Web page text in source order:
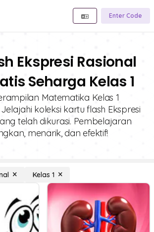
Enter Code
Ekspresi Rasional
Seharga Kelas 1
Matematika Kelas 1
koleksi kartu flash Ekspresi
telah dikurasi. Pembelajaran
menarik, dan efektif!
Kelas 1